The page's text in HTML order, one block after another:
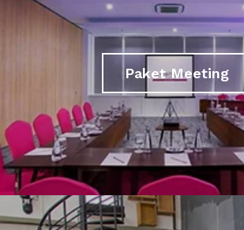
Paket Meeting